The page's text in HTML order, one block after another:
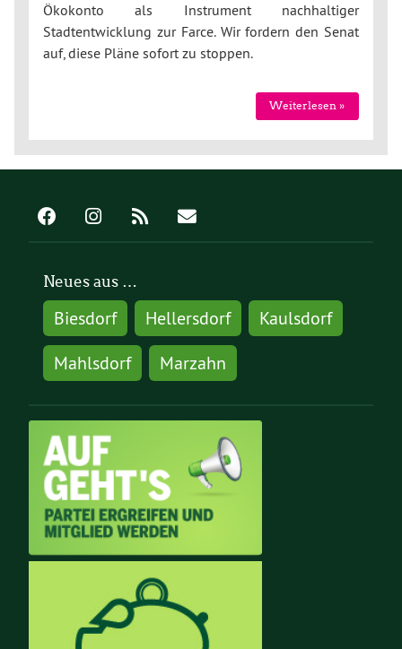
Ökokonto als Instrument nachhaltiger
Stadtentwicklung zur Farce. Wir fordern den Senat
auf, diese Pläne sofort zu stoppen.
Weiterlesen »
Neues aus …
Biesdorf Hellersdorf
Kaulsdorf
Mahlsdorf
Marzahn